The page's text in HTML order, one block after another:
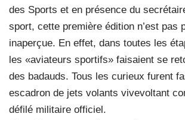
des Sports et en présence du
sport, cette première édition n’est pas
inaperçue. En effet, dans toutes les
les «aviateurs sportifs» faisaient se
des badauds. Tous les curieux furent
escadron de jets volants vivevoltant
défilé militaire officiel.